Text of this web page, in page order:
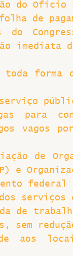
do Ofício
de
imediata
forma
para
vagos
de
e
federal
serviços
de
sem
aos